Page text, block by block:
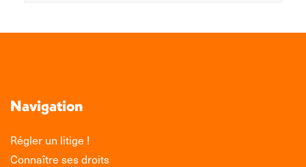
Navigation
Régler un litige !
Connaître ses droits